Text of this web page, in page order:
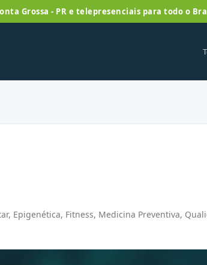
Grossa - PR e telepresenciais para todo o
Epigenética, Fitness, Medicina Preventiva,